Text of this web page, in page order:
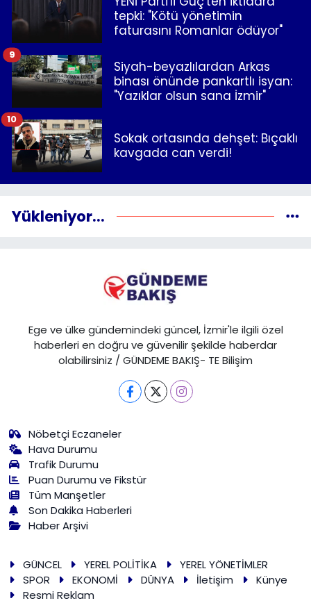
tepki: "Kötü yönetimin
faturasını Romanlar ödüyor"
Siyah-beyazlılardan Arkas
binası önünde pankartlı isyan:
"Yazıklar olsun sana İzmir"
9
Sokak ortasında dehşet: Bıçaklı
kavgada can verdi!
10
Yükleniyor...
Ege ve ülke gündemindeki güncel, İzmir'le ilgili özel
haberleri en doğru ve güvenilir şekilde haberdar
olabilirsiniz / GÜNDEME BAKIŞ- TE Bilişim
Nöbetçi Eczaneler
Hava Durumu
Trafik Durumu
Puan Durumu ve Fikstür
Tüm Manşetler
Son Dakika Haberleri
Haber Arşivi
GÜNCEL YEREL POLİTİKA
YEREL YÖNETİMLER
SPOR
EKONOMİ DÜNYA İletişim
Künye
Resmi Reklam